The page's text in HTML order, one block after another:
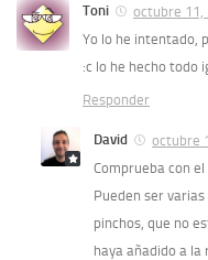
Toni
octubre 11,
Yo lo he intentado,
:c lo he hecho todo
Responder
David
octubre
Comprueba con
Pueden ser
pinchos, que no
haya añadido a la